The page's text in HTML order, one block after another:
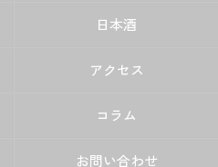
日本酒
アクセス
コラム
お問い合わせ